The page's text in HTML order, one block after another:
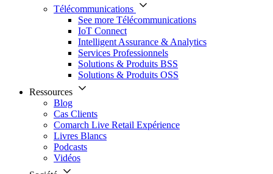
Télécommunications
See more Télécommunications
IoT Connect
Intelligent Assurance & Analytics
Services Professionnels
Solutions & Produits BSS
Solutions & Produits OSS
Ressources
Blog
Cas Clients
Comarch Live Retail Expérience
Livres Blancs
Podcasts
Vidéos